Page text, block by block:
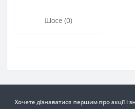
Шосе (0)
Хочете дізнаватися першим про акції і